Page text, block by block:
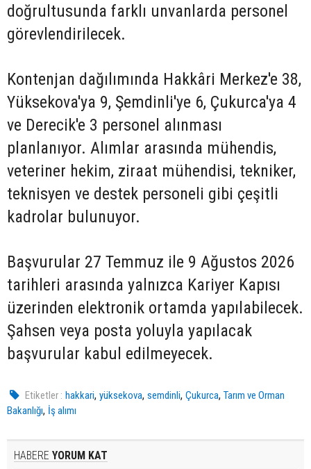
doğrultusunda farklı unvanlarda personel
görevlendirilecek.
Kontenjan dağılımında Hakkâri Merkez'e 38,
Yüksekova'ya 9, Şemdinli'ye 6, Çukurca'ya 4
ve Derecik'e 3 personel alınması
planlanıyor. Alımlar arasında mühendis,
veteriner hekim, ziraat mühendisi, tekniker,
teknisyen ve destek personeli gibi çeşitli
kadrolar bulunuyor.
Başvurular 27 Temmuz ile 9 Ağustos 2026
tarihleri arasında yalnızca Kariyer Kapısı
üzerinden elektronik ortamda yapılabilecek.
Şahsen veya posta yoluyla yapılacak
başvurular kabul edilmeyecek.
Etiketler : hakkari,yüksekova,semdinli,Çukurca,Tarım ve Orman
Bakanlığı, İş alımı
HABERE YORUM KAT